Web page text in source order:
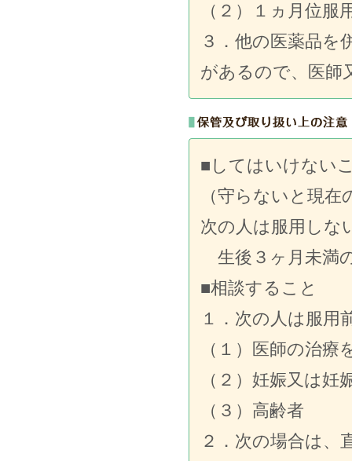
（２）１ヵ月位
３．他の医薬品を
があるので、医師
■してはいけない
（守らないと現
次の人は服用しな
生後３ヶ月未満
■相談すること
１．次の人は服用
（１）医師の治療
（２）妊娠又は
（３）高齢者
２．次の場合は、